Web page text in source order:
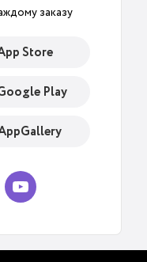
заказу
Store
Play